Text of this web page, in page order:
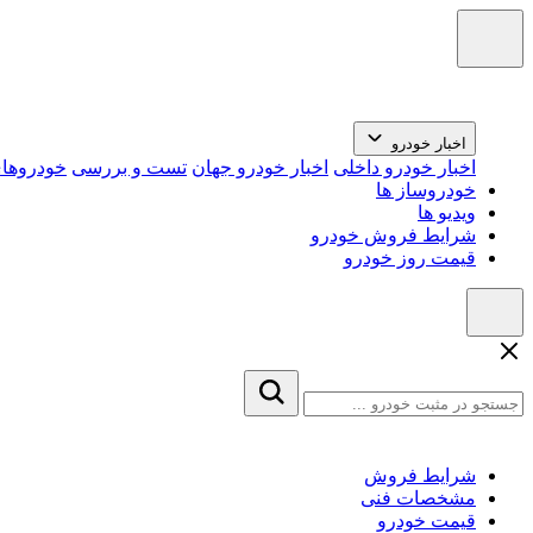
اخبار خودرو
اخبار خودرو داخلی اخبار خودرو جهان تست و بررسی
خودروساز ها
ویدیو ها
شرایط فروش خودرو
قیمت روز خودرو
شرایط فروش
مشخصات فنی
قیمت خودرو